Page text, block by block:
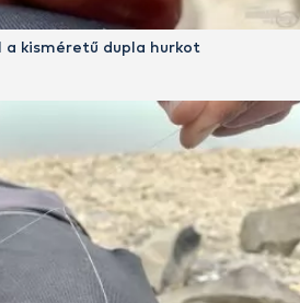
a kisméretű dupla hurkot